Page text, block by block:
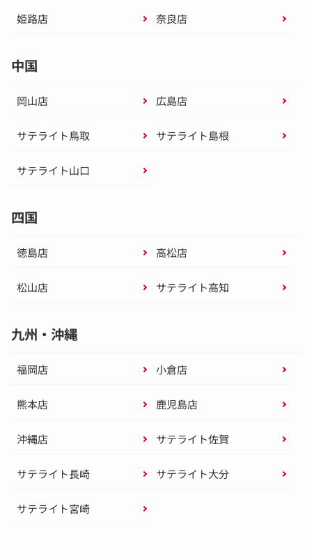
姫路店 奈良店
中国
岡山店 広島店
サテライト鳥取 サテライト島根
サテライト山口
四国
徳島店 高松店
松山店 サテライト高知
九州・沖縄
福岡店 小倉店
熊本店 鹿児島店
沖縄店 サテライト佐賀
サテライト長崎 サテライト大分
サテライト宮崎